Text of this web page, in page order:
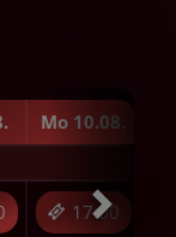
Mo 10.08.
17:00